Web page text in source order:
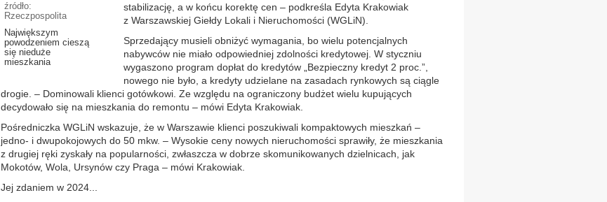
źródło:
Rzeczpospolita
Największym
powodzeniem cieszą
się nieduże
mieszkania
stabilizację, a w końcu korektę cen – podkreśla Edyta Krakowiak
z Warszawskiej Giełdy Lokali i Nieruchomości (WGLiN).
Sprzedający musieli obniżyć wymagania, bo wielu potencjalnych
nabywców nie miało odpowiedniej zdolności kredytowej. W styczniu
wygaszono program dopłat do kredytów „Bezpieczny kredyt 2 proc.”,
nowego nie było, a kredyty udzielane na zasadach rynkowych są ciągle
drogie. – Dominowali klienci gotówkowi. Ze względu na ograniczony budżet wielu kupujących
decydowało się na mieszkania do remontu – mówi Edyta Krakowiak.
Pośredniczka WGLiN wskazuje, że w Warszawie klienci poszukiwali kompaktowych mieszkań –
jedno- i dwupokojowych do 50 mkw. – Wysokie ceny nowych nieruchomości sprawiły, że mieszkania
z drugiej ręki zyskały na popularności, zwłaszcza w dobrze skomunikowanych dzielnicach, jak
Mokotów, Wola, Ursynów czy Praga – mówi Krakowiak.
Jej zdaniem w 2024...